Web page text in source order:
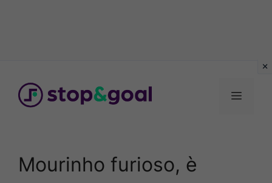
contenuto
Menu
Mourinho furioso, è